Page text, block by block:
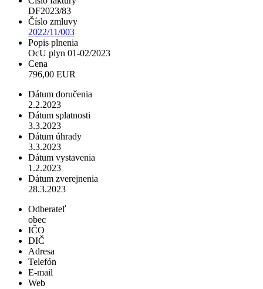
DF2023/83
Číslo zmluvy
2022/11/003
Popis plnenia
OcU plyn 01-02/2023
Cena
796,00 EUR
Dátum doručenia
2.2.2023
Dátum splatnosti
3.3.2023
Dátum úhrady
3.3.2023
Dátum vystavenia
1.2.2023
Dátum zverejnenia
28.3.2023
Odberateľ
obec
IČO
DIČ
Adresa
Telefón
E-mail
Web